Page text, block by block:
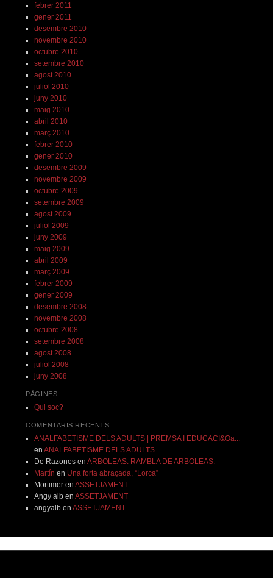
febrer 2011
gener 2011
desembre 2010
novembre 2010
octubre 2010
setembre 2010
agost 2010
juliol 2010
juny 2010
maig 2010
abril 2010
març 2010
febrer 2010
gener 2010
desembre 2009
novembre 2009
octubre 2009
setembre 2009
agost 2009
juliol 2009
juny 2009
maig 2009
abril 2009
març 2009
febrer 2009
gener 2009
desembre 2008
novembre 2008
octubre 2008
setembre 2008
agost 2008
juliol 2008
juny 2008
PÀGINES
Qui soc?
COMENTARIS RECENTS
ANALFABETISME DELS ADULTS | PREMSA I EDUCACI&Oa...
en ANALFABETISME DELS ADULTS
De Razonesen ARBOLEAS. RAMBLA DE ARBOLEAS.
Martín en Una forta abraçada, “Lorca”
Mortimeren ASSETJAMENT
Angy alben ASSETJAMENT
angyalben ASSETJAMENT